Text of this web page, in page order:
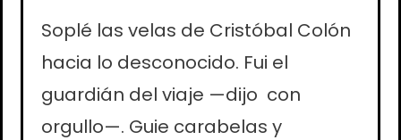
Soplé las velas de Cristóbal Colón
hacia lo desconocido. Fui el
guardián del viaje —dijo con
orgullo—. Guie carabelas y